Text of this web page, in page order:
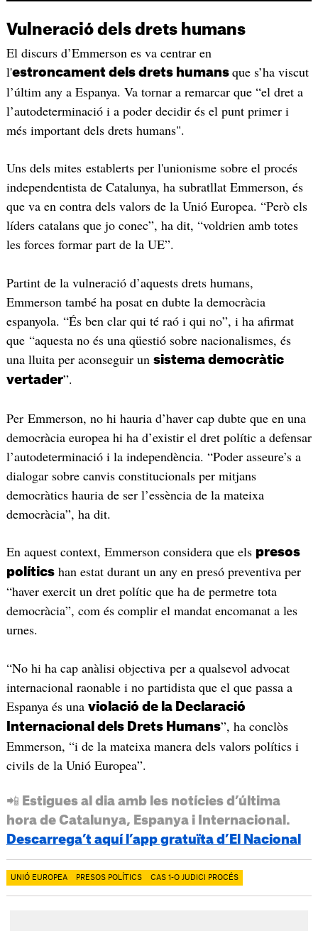
Vulneració dels drets humans
El discurs d’Emmerson es va centrar en
l'estroncament dels drets humans que s’haviscut
l’últim any a Espanya. Va tornar a remarcar que “el dret a
l’autodeterminaciói a poder decidir és el punt primer i
més important dels drets humans".
Uns dels mites establerts per l'unionisme sobre el procés
independentista de Catalunya, ha subratllat Emmerson, és
que va en contra dels valors de la Unió Europea. “Però els
líders catalans que jo conec”, ha dit, “voldrien amb totes
les forces formar part de la UE”.
Partint de la vulneració d’aquestsdrets humans,
Emmersontambé ha posat en dubte la democràcia
espanyola. “És ben clar qui té raó i qui no”, i ha afirmat
que “aquesta no és una qüestió sobre nacionalismes, és
una lluita per aconseguir un sistema democràtic
vertader”.
Per Emmerson, no hi hauria d’havercap dubte que en una
democràcia europea hi ha d’existirel dret polític a defensar
l’autodeterminaciói la independència. “Poder asseure’sa
dialogar sobre canvis constitucionals per mitjans
democràtics hauria de ser l’essènciade la mateixa
democràcia”, ha dit.
En aquest context, Emmersonconsidera que els presos
políticshan estat durant un any en presó preventiva per
“haver exercit un dret polític que ha de permetre tota
democràcia”, com és complir el mandat encomanat a les
urnes.
“No hi ha cap anàlisi objectiva per a qualsevol advocat
internacional raonable i no partidista que el que passa a
Espanya és una violació de la Declaració
Internacional dels Drets Humans”, ha conclòs
Emmerson, “i de la mateixa manera dels valors polítics i
civils de la Unió Europea”.
📲 Estigues al dia amb les notícies d’última
hora de Catalunya, Espanya i Internacional.
Descarrega’t aquí l’app gratuïta d’El Nacional
UNIÓ EUROPEA PRESOS POLÍTICS CAS 1-O JUDICI PROCÉS